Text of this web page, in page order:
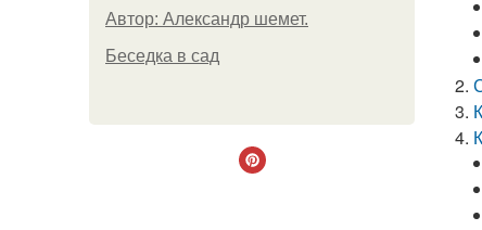
Автор: Александр шемет.
Беседка в сад